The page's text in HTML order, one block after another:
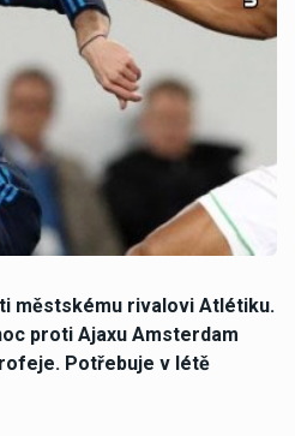
městskému rivalovi Atlétiku.
proti Ajaxu Amsterdam
Potřebuje v létě